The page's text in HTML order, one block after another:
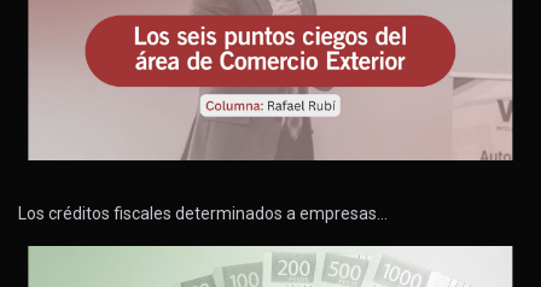
Los créditos fiscales determinados a empresas…